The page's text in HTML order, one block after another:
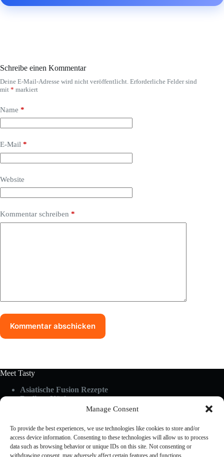
Manage Consent
To provide the best experiences, we use technologies like cookies to store and/or
access device information. Consenting to these technologies will allow us to process
data such as browsing behavior or unique IDs on this site. Not consenting or
withdrawing consent, may adversely affect certain features and functions.
Schreibe einen Kommentar
Deine E-Mail-Adresse wird nicht veröffentlicht. Erforderliche Felder sind
mit * markiert
Name *
E-Mail *
Website
Kommentar schreiben *
Kommentar abschicken
Meet Tasty
Asiatische Fusion Rezepte
Berliner Küche
Küchen-Hacks & Tipps
Rezepte A-Z
Schnelle Küche